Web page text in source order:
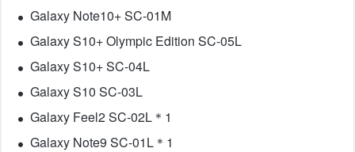
Galaxy Note10+ SC-01M
Galaxy S10+ Olympic Edition SC-05L
Galaxy S10+ SC-04L
Galaxy S10 SC-03L
Galaxy Feel2 SC-02L＊1
Galaxy Note9 SC-01L＊1